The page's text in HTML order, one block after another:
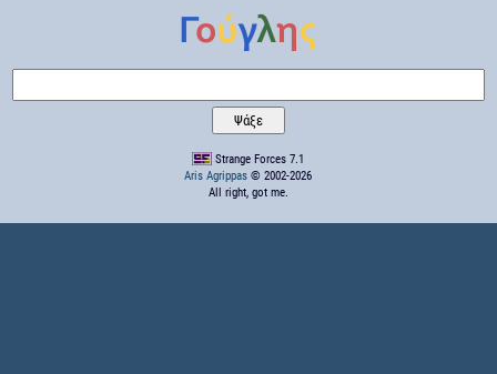
Strange Forces 7.1
Aris Agrippas © 2002-2026
All right, got me.